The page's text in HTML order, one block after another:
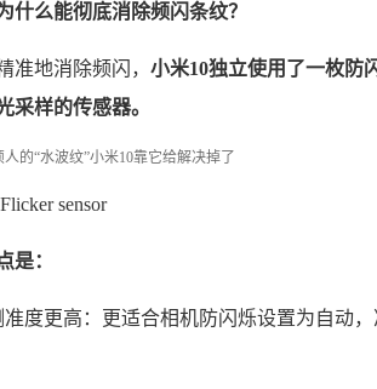
什么能彻底消除频闪条纹？
准地消除频闪， 小米10独立使用了一枚防
采样的传感器。
sensor
是：
准度更高：更适合相机防闪烁设置为自动